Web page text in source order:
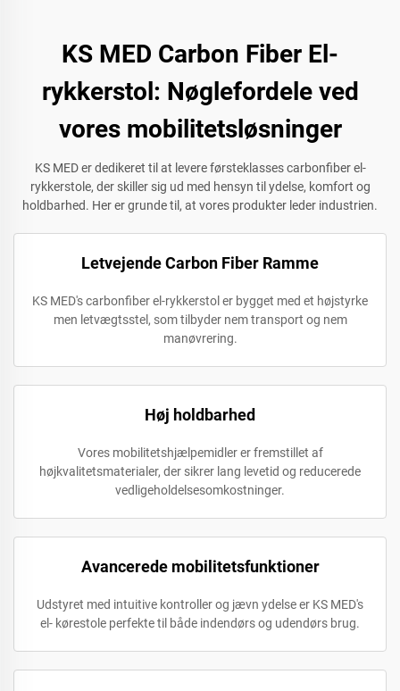
KS MED Carbon Fiber El-
rykkerstol: Nøglefordele ved
vores mobilitetsløsninger
KS MED er dedikeret til at levere førsteklasses carbonfiber el-
rykkerstole, der skiller sig ud med hensyn til ydelse, komfort og
holdbarhed. Her er grunde til, at vores produkter leder industrien.
Letvejende Carbon Fiber Ramme
KS MED's carbonfiber el-rykkerstol er bygget med et højstyrke
men letvægtsstel, som tilbyder nem transport og nem
manøvrering.
Høj holdbarhed
Vores mobilitetshjælpemidler er fremstillet af
højkvalitetsmaterialer, der sikrer lang levetid og reducerede
vedligeholdelsesomkostninger.
Avancerede mobilitetsfunktioner
Udstyret med intuitive kontroller og jævn ydelse er KS MED's
el- kørestole perfekte til både indendørs og udendørs brug.